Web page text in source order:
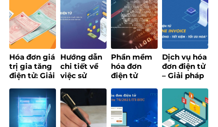
Hình & Ứng
Dụng
không?
Quy định
mới nhất
năm 2025
Invoice
2025
32/2025/TT-
Hóa đơn giá
trị gia tăng
điện tử: Giải
ưu cho
doanh
nghiệp hiện
đại
Hướng dẫn
chi tiết về
việc sử
đơn điện tử
cho doanh
nghiệp
Phần mềm
hóa đơn
điện tử
Giải pháp
thông minh
cho doanh
nghiệp
Dịch vụ hóa
đơn điện tử
– Giải pháp
hóa đơn
thông minh